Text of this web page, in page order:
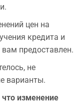
цен на
кредита и
предоставлен.
не
варианты.
что изменение